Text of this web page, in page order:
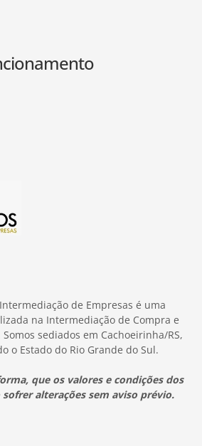
de Empresas é uma
na Intermediação de Compra e
sediados em Cachoeirinha/RS,
o Estado do Rio Grande do Sul.
que os valores e condições dos
alterações sem aviso prévio.